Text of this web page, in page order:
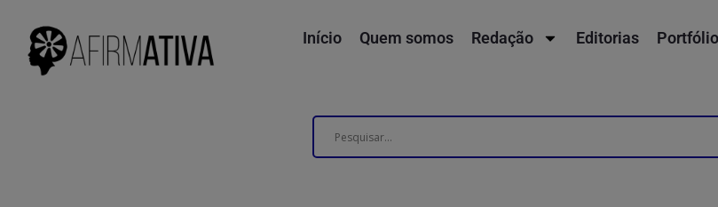
Início Quem somos Redação Editorias Portfólio